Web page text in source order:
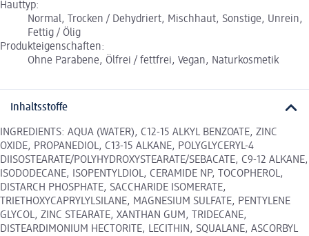
Hauttyp:
Normal, Trocken / Dehydriert, Mischhaut, Sonstige, Unrein,
Fettig / Ölig
Produkteigenschaften:
Ohne Parabene, Ölfrei / fettfrei, Vegan, Naturkosmetik
Inhaltsstoffe
INGREDIENTS: AQUA (WATER), C12-15 ALKYL BENZOATE, ZINC
OXIDE, PROPANEDIOL, C13-15 ALKANE, POLYGLYCERYL-4
DIISOSTEARATE/POLYHYDROXYSTEARATE/SEBACATE, C9-12 ALKANE,
ISODODECANE, ISOPENTYLDIOL, CERAMIDE NP, TOCOPHEROL,
DISTARCH PHOSPHATE, SACCHARIDE ISOMERATE,
TRIETHOXYCAPRYLYLSILANE, MAGNESIUM SULFATE, PENTYLENE
GLYCOL, ZINC STEARATE, XANTHAN GUM, TRIDECANE,
DISTEARDIMONIUM HECTORITE, LECITHIN, SQUALANE, ASCORBYL